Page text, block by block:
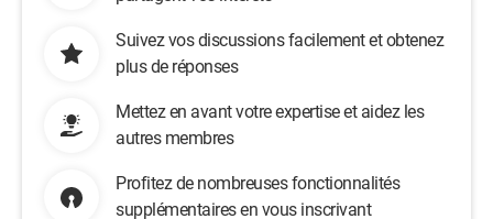
Suivez vos discussions facilement et obtenez
plus de réponses
Mettez en avant votre expertise et aidez les
autres membres
Profitez de nombreuses fonctionnalités
supplémentaires en vous inscrivant